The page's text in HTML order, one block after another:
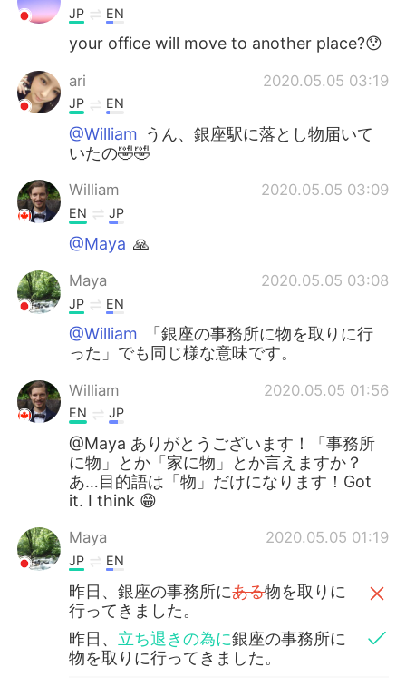
JP EN
your office will move to another place?😯
ari 2020.05.05 03:19
JP EN
@William うん、銀座駅に落とし物届いて
いたの🤣🤣
William 2020.05.05 03:09
EN JP
@Maya 🙏
Maya 2020.05.05 03:08
JP EN
@William
「銀座の事務所に物を取りに行
った」でも同じ様な意味です。
William 2020.05.05 01:56
EN JP
@Maya ありがとうございます！「事務所
に物」とか「家に物」とか言えますか？
あ…目的語は「物」だけになります！Got
it. I think 😁
Maya 2020.05.05 01:19
JP EN
昨日、銀座の事務所にある物を取りに
行ってきました。
昨日、 立ち退きの為に銀座の事務所に
物を取りに行ってきました。